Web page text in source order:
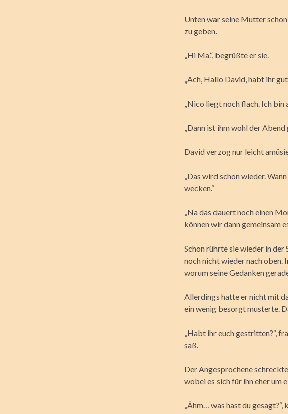
Unten war seine Mutter
zu geben.
„Hi Ma.“, begrüßte er sie.
„Ach, Hallo David, habt ihr
„Nico liegt noch flach. Ich bin
„Dann ist ihm wohl der
David verzog nur leicht
„Das wird schon wieder.
wecken.“
„Na das dauert noch einen
können wir dann gemeinsam
Schon rührte sie wieder in
noch nicht wieder nach oben.
worum seine Gedanken
Allerdings hatte er nicht mit
ein wenig besorgt musterte.
„Habt ihr euch gestritten?“,
saß.
Der Angesprochene
wobei es sich für ihn eher um
„Ähm… was hast du